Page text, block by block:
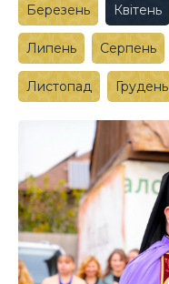
Березень Квітень
Липень Серпень
Листопад Грудень